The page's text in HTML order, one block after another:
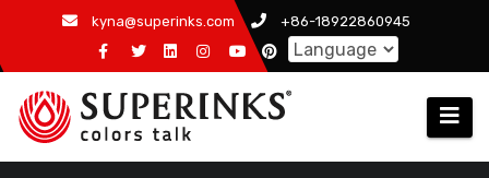
content
kyna@superinks.com +86-18922860945